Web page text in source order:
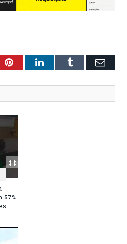
PinterestLinkedInTumblr
57%